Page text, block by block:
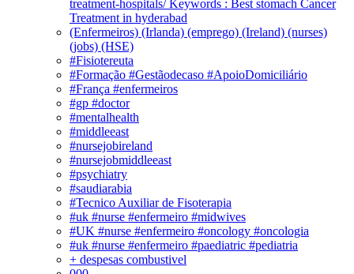
treatment-hospitals/ Keywords : Best stomach Cancer
Treatment in hyderabad
(Enfermeiros) (Irlanda) (emprego) (Ireland) (nurses)
(jobs) (HSE)
#Fisiotereuta
#Formação #Gestãodecaso #ApoioDomiciliário
#França #enfermeiros
#gp #doctor
#mentalhealth
#middleeast
#nursejobireland
#nursejobmiddleeast
#psychiatry
#saudiarabia
#Tecnico Auxiliar de Fisoterapia
#uk #nurse #enfermeiro #midwives
#UK #nurse #enfermeiro #oncology #oncologia
#uk #nurse #enfermeiro #paediatric #pediatria
+ despesas combustivel